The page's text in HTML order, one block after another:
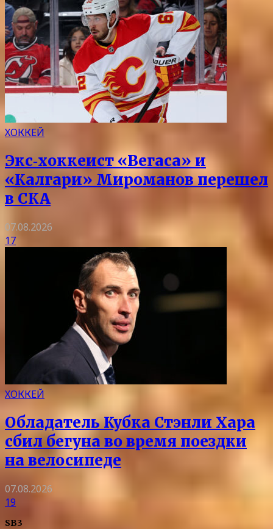
ХОККЕЙ
Экс‑хоккеист «Вегаса» и
«Калгари» Мироманов перешел
в СКА
07.08.2026
17
ХОККЕЙ
Обладатель Кубка Стэнли Хара
сбил бегуна во время поездки
на велосипеде
07.08.2026
19
SB3